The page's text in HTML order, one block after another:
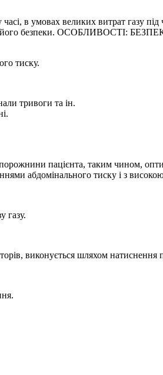
в умовах великих витрат газу під
його безпеки. ОСОБЛИВОСТІ:
тиску.
тривоги та ін.
порожнини пацієнта, таким чином,
абдомінального тиску і з
газу.
виконується шляхом натиснення